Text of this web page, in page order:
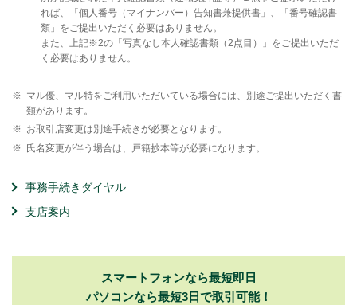
れば、「個人番号（マイナンバー）告知書兼提供書」、「番号確認書
類」をご提出いただく必要はありません。
また、上記※2の「写真なし本人確認書類（2点目）」をご提出いただ
く必要はありません。
※ マル優、マル特をご利用いただいている場合には、別途ご提出いただく書
類があります。
※ お取引店変更は別途手続きが必要となります。
※
氏名変更が伴う場合は、戸籍抄本等が必要になります。
事務手続きダイヤル
支店案内
スマートフォンなら最短即日
パソコンなら最短3日で取引可能！